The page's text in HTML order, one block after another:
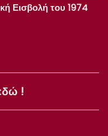
Εισβολή του 1974
!